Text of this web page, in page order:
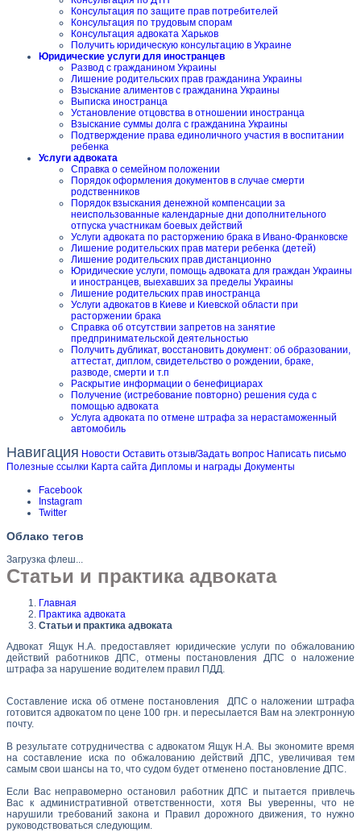
Консультация по защите прав потребителей
Консультация по трудовым спорам
Консультация адвоката Харьков
Получить юридическую консультацию в Украине
Юридические услуги для иностранцев
Развод с гражданином Украины
Лишение родительских прав гражданина Украины
Взыскание алиментов с гражданина Украины
Выписка иностранца
Установление отцовства в отношении иностранца
Взыскание суммы долга с гражданина Украины
Подтверждение права единоличного участия в воспитании
ребенка
Услуги адвоката
Справка о семейном положении
Порядок оформления документов в случае смерти
родственников
Порядок взыскания денежной компенсации за
неиспользованные календарные дни дополнительного
отпуска участникам боевых действий
Услуги адвоката по расторжению брака в Ивано-Франковске
Лишение родительских прав матери ребенка (детей)
Лишение родительских прав дистанционно
Юридические услуги, помощь адвоката для граждан Украины
и иностранцев, выехавших за пределы Украины
Лишение родительских прав иностранца
Услуги адвокатов в Киеве и Киевской области при
расторжении брака
Справка об отсутствии запретов на занятие
предпринимательской деятельностью
Получить дубликат, восстановить документ: об образовании,
аттестат, диплом, свидетельство о рождении, браке,
разводе, смерти и т.п
Раскрытие информации о бенефициарах
Получение (истребование повторно) решения суда с
помощью адвоката
Услуга адвоката по отмене штрафа за нерастаможенный
автомобиль
Навигация Новости Оставить отзыв/Задать вопрос Написать письмо
Полезные ссылки Карта сайта Дипломы и награды Документы
Facebook
Instagram
Twitter
Облако тегов
Загрузка флеш...
Статьи и практика адвоката
Главная
Практика адвоката
Статьи и практика адвоката
Адвокат Ящук Н.А. предоставляет юридические услуги по обжалованию
действий работников ДПС, отмены постановления ДПС о наложение
штрафа за нарушение водителем правил ПДД.
Составление иска об отмене постановления ДПС о наложении штрафа
готовится адвокатом по цене 100 грн. и пересылается Вам на электронную
почту.
В результате сотрудничества с адвокатом Ящук Н.А. Вы экономите время
на составление иска по обжалованию действий ДПС, увеличивая тем
самым свои шансы на то, что судом будет отменено постановление ДПС.
Если Вас неправомерно остановил работник ДПС и пытается привлечь
Вас к административной ответственности, хотя Вы уверенны, что не
нарушили требований закона и Правил дорожного движения, то нужно
руководствоваться следующим.